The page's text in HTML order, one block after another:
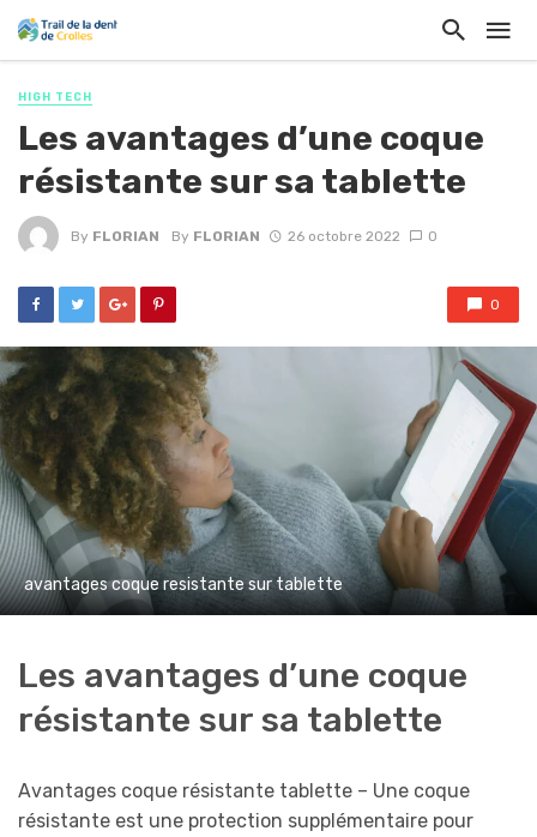
HIGH TECH
Les avantages d’une coque
résistante sur sa tablette
By FLORIAN By FLORIAN 26 octobre 2022 0
0
avantages coque resistante sur tablette
Les avantages d’une coque
résistante sur sa tablette
Avantages coque résistante tablette – Une coque
résistante est une protection supplémentaire pour